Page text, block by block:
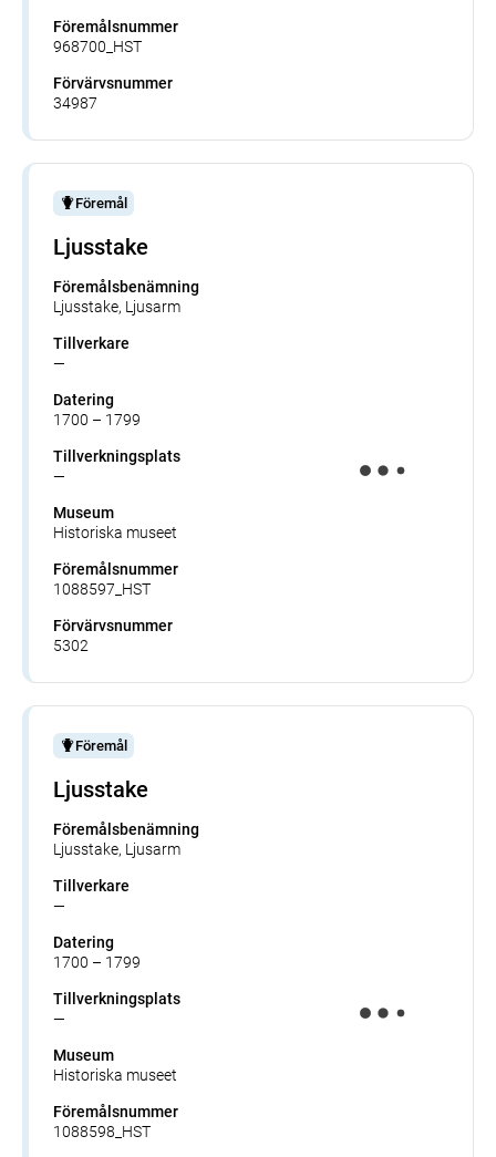
Föremålsnummer
968700_HST
Förvärvsnummer
34987
Föremål
Ljusstake
Föremålsbenämning
Ljusstake, Ljusarm
Tillverkare
—
Datering
1700 – 1799
Tillverkningsplats
—
Museum
Historiska museet
Föremålsnummer
1088597_HST
Förvärvsnummer
5302
Föremål
Ljusstake
Föremålsbenämning
Ljusstake, Ljusarm
Tillverkare
—
Datering
1700 – 1799
Tillverkningsplats
—
Museum
Historiska museet
Föremålsnummer
1088598_HST